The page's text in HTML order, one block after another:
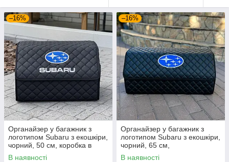
–16%
Органайзер у багажник з
логотипом Subaru з екошкіри,
чорний, 50 см, коробка в
багажник
В наявності
–16%
Органайзер у багажник з
логотипом Subaru з екошкіри,
чорний, 65 см,
автоорганайзер
В наявності